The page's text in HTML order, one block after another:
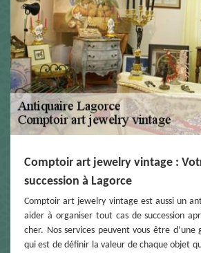
Comptoir art jewelry vintage :
succession à Lagorce
Comptoir art jewelry vintage est aussi un
aider à organiser tout cas de succession
cher. Nos services peuvent vous être
qui est de définir la valeur de chaque objet